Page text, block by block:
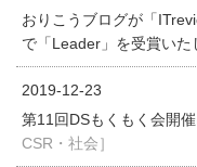
おりこうブログが「
で「Leader」を受賞いた
2019-12-23
第11回DSもくもく会開
CSR・社会］